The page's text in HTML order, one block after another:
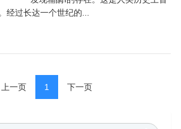
经过长达一个世纪的...
上一页 1 下一页